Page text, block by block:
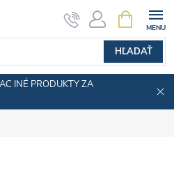
HĽADAŤ
KOŠÍK
INÉ PRODUKTY ZA